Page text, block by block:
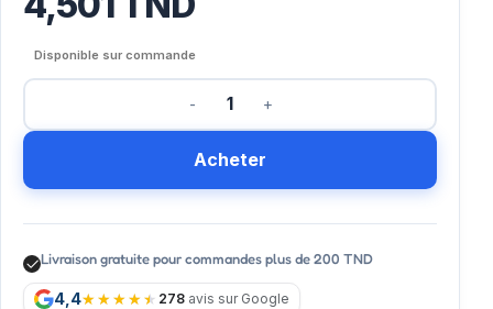
Disponible sur commande
Acheter
Livraison gratuite pour commandes plus de 200 TND
4,4 278 avis sur Google